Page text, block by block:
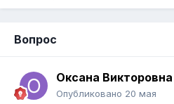
Вопрос
Оксана
Опубликовано 20 мая